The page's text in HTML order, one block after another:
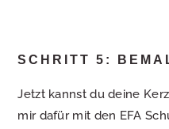
SCHRITT 5:
Jetzt kannst du deine
mir dafür mit den EFA